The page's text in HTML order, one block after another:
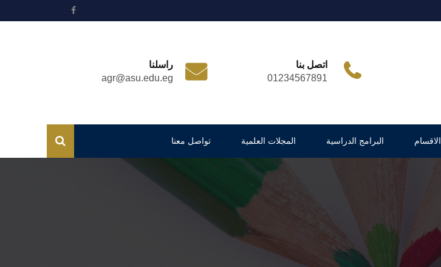
اتصل بنا
01234567891
راسلنا
agr@asu.edu.eg
الاقسام البرامج الدراسية المجلات العلمية تواصل معنا